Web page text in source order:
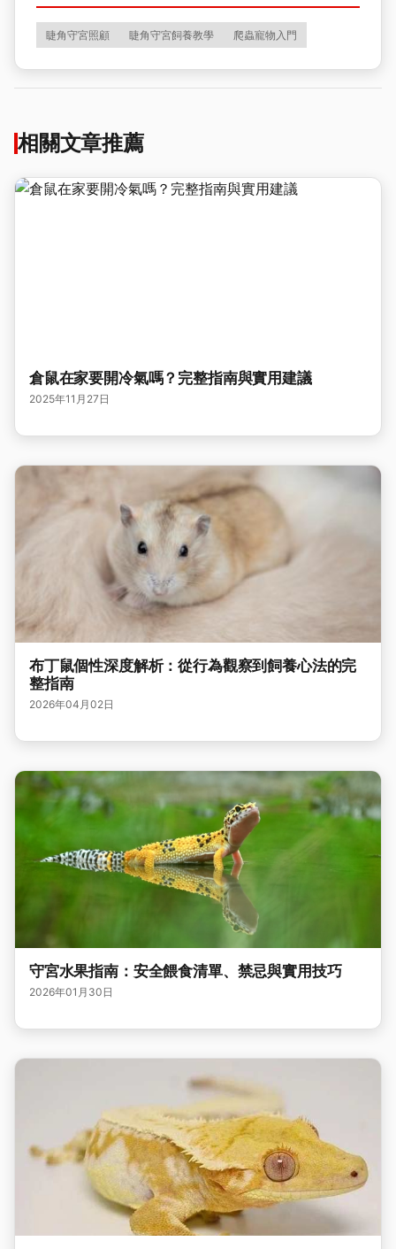
睫角守宮照顧 睫角守宮飼養教學 爬蟲寵物入門
相關文章推薦
倉鼠在家要開冷氣嗎？完整指南與實用建議
2025年11月27日
布丁鼠個性深度解析：從行為觀察到飼養心法的完
整指南
2026年04月02日
守宮水果指南：安全餵食清單、禁忌與實用技巧
2026年01月30日